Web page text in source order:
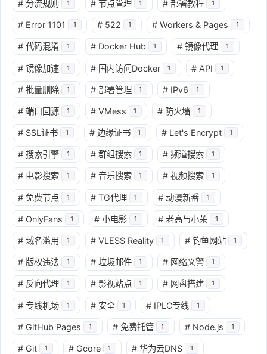
# 分流规则 1 # 节点管理 1 # 部署教程 1
# Error 1101 1 # 522 1 # Workers & Pages 1
# 代码混淆 1 # Docker Hub 1 # 镜像代理 1
# 镜像加速 1 # 国内访问Docker 1 # API 1
# 批量删除 1 # 部署管理 1 # IPv6 1
# 端口回源 1 # VMess 1 # 防火墙 1
# SSL证书 1 # 边缘证书 1 # Let's Encrypt 1
# 搜索引擎 1 # 群组搜索 1 # 频道搜索 1
# 电影搜索 1 # 音乐搜索 1 # 视频搜索 1
# 免费节点 1 # TG代理 1 # 动漫新番 1
# OnlyFans 1 # 小电影 1 # 老高与小茉 1
# 域名滥用 1 # VLESS Reality 1 # 钓鱼网站 1
# 版权违法 1 # 垃圾邮件 1 # 网络义警 1
# 反向代理 1 # 影视站点 1 # 网盘搭建 1
# 专线机场 1 # 安全 1 # IPLC专线 1
# GitHub Pages 1 # 免费托管 1 # Node.js 1
# Git 1 # Gcore 1 # 华为云DNS 1